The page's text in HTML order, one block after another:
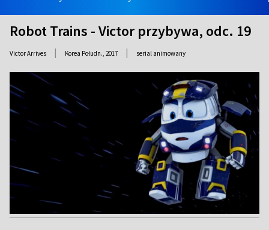
Robot Trains - Victor przybywa, odc. 19
Victor Arrives | Korea Połudn., 2017 | serial animowany